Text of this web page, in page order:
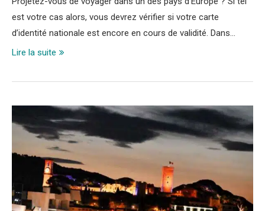
est votre cas alors, vous devrez vérifier si votre carte
d’identité nationale est encore en cours de validité. Dans…
Lire la suite